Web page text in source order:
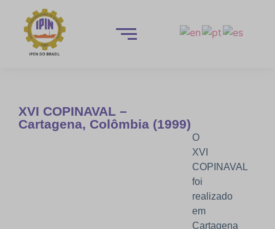
XVI COPINAVAL –
Cartagena, Colômbia (1999)
O
XVI
COPINAVAL
foi
realizado
em
Cartagena